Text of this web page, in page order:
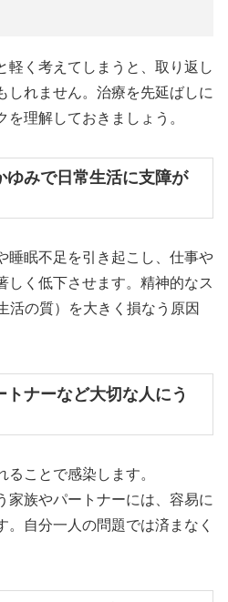
軽く考えてしまうと、取り返し
しれません。治療を先延ばしに
理解しておきましょう。
ゆみで日常生活に支障が
睡眠不足を引き起こし、仕事や
しく低下させます。精神的なス
活の質）を大きく損なう原因
トナーなど大切な人にう
ことで感染します。
家族やパートナーには、容易に
。自分一人の問題では済まなく